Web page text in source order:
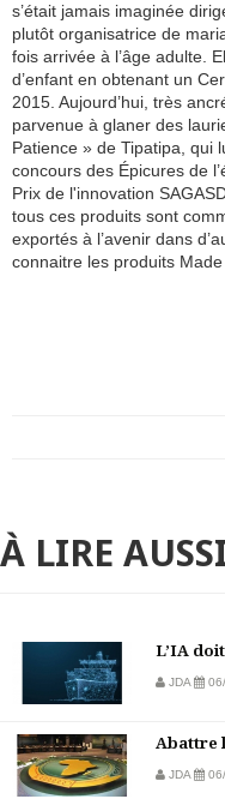
s’était jamais imaginée
plutôt organisatrice de
fois arrivée à l’âge adulte.
d’enfant en obtenant un
2015. Aujourd’hui, très
parvenue à glaner des
Patience » de Tipatipa, qui
concours des Épicures de
Prix de l'innovation
tous ces produits sont
exportés à l’avenir dans
connaitre les produits Made
À LIRE
L’IA
JDA
Abattre
JDA